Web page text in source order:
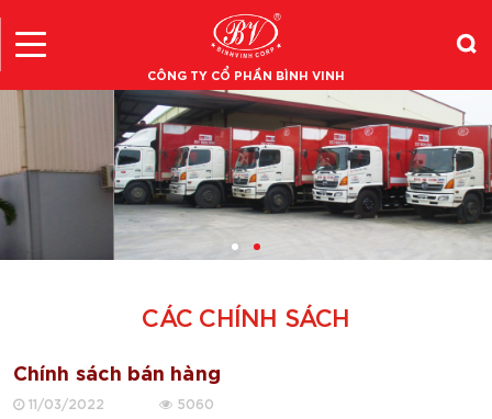
CÔNG TY CỔ PHẦN BÌNH VINH
CÁC CHÍNH SÁCH
Chính sách bán hàng
11/03/2022 5060